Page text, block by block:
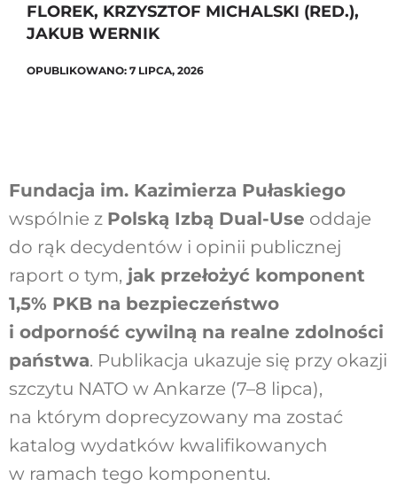
FLOREK, KRZYSZTOF MICHALSKI (RED.),
JAKUB WERNIK
OPUBLIKOWANO: 7 LIPCA, 2026
Fundacja im. Kazimierza Pułaskiego
wspólnie z Polską Izbą Dual-Use oddaje
do rąk decydentów i opinii publicznej
raport o tym, jak przełożyć komponent
1,5% PKB na bezpieczeństwo
i odporność cywilną na realne zdolności
państwa. Publikacja ukazuje się przy okazji
szczytu NATO w Ankarze (7–8 lipca),
na którym doprecyzowany ma zostać
katalog wydatków kwalifikowanych
w ramach tego komponentu.